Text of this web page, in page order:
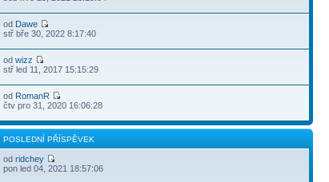
od Dawe
stř bře 30, 2022 8:17:40
odwizz
stř led 11, 2017 15:15:29
od RomanR
čtv pro 31, 2020 16:06:28
POSLEDNÍ PŘÍSPĚVEK
odridchey
pon led 04, 2021 18:57:06